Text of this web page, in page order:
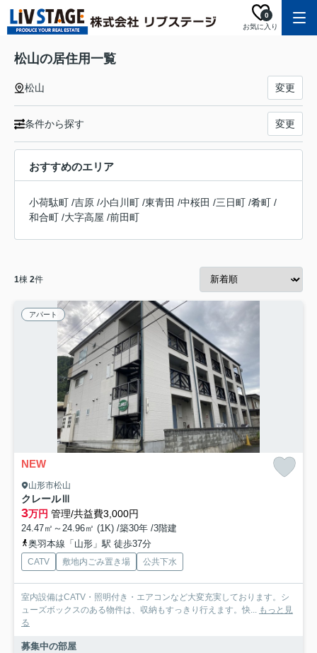
お気に入り
0
松山の居住用一覧
松山 変更
条件から探す 変更
おすすめのエリア
小荷駄町 /吉原 /小白川町 /東青田 /中桜田 /三日町 /肴町 /
和合町 /大字高屋 /前田町
1棟 2件
アパート
NEW
山形市松山
クレールⅢ
3万円 管理/共益費3,000円
24.47㎡～24.96㎡ (1K) /築30年 /3階建
奥羽本線「山形」駅 徒歩37分
CATV 敷地内ごみ置き場 公共下水
室内設備はCATV・照明付き・エアコンなど大変充実しております。シ
ューズボックスのある物件は、収納もすっきり行えます。快... もっと見
る
募集中の部屋